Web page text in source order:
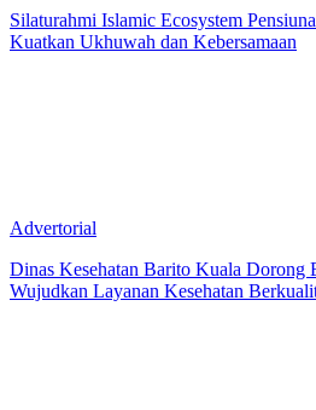
Silaturahmi Islamic Ecosystem
Kuatkan Ukhuwah dan Kebersamaan
Advertorial
Dinas Kesehatan Barito Kuala Dorong
Wujudkan Layanan Kesehatan